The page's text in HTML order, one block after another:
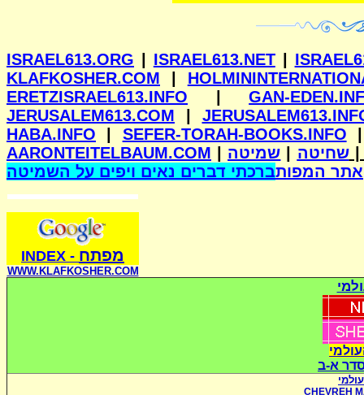
ISRAEL613.ORG ISRAEL613.NET|
KLAFKOSHER.COM
ERETZISRAEL613.INFO |GAN-
JERUSALEM613.COM
HABA.INFO
SEFER-TORAH-BOOKS.INFO
AARONTEITELBAUM.COM
שמיטה שחיטה
ברכתי דברים נאים ויפים על השמיטהאתר המפות
מפתח -
INDEX
WWW.KLAFKOSHER.COM
סדר א-ב
CHEVREH